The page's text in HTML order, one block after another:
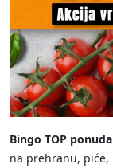
Bingo TOP
na prehranu,